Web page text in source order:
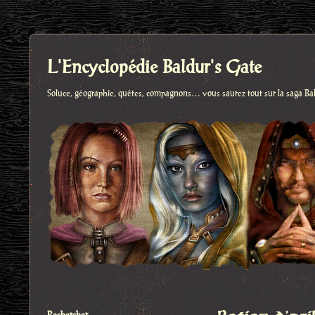
L'Encyclopédie Baldur's Gate
Soluce, géographie, quêtes, compagnons… vous saurez tout sur la saga